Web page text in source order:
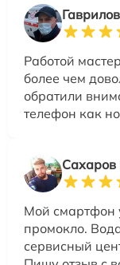
Работой
более чем
обратили
телефон как
Сахаров
Мой смартфон
промокло.
сервисный